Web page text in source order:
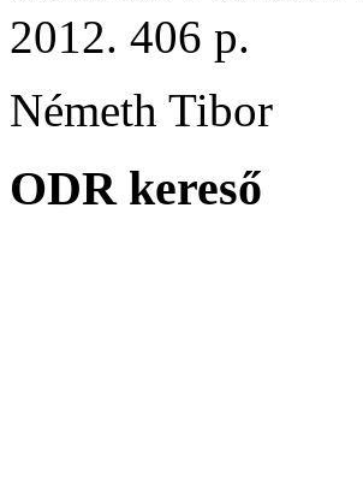
2012. 406 p.
Németh Tibor
ODR kereső